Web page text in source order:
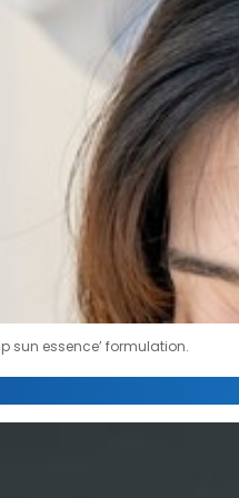
sun essence’ formulation.